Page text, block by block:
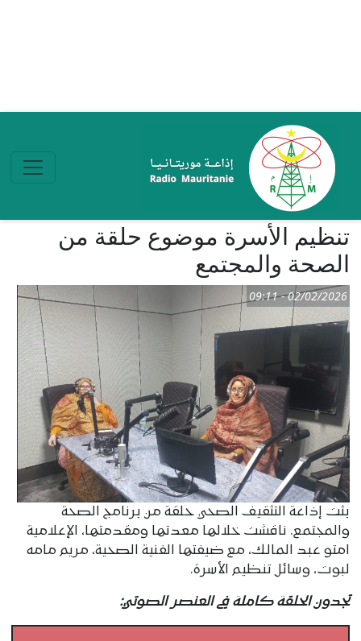
تنظيم الأسرة موضوع حلقة من
الصحة والمجتمع
02/02/2026 - 09:11
بثت إذاعة التثقيف الصحي حلقة من برنامج الصحة
والمجتمع. ناقشت خلالھا معدتھا ومقدمتها، الإعلامية
امتو عبد المالك، مع ضيفتھا الفنية الصحية، مريم مامه
لبوت، وسائل تنظيم الأسرة.
تجدون الحلقة كاملة في العنصر الصوتي: